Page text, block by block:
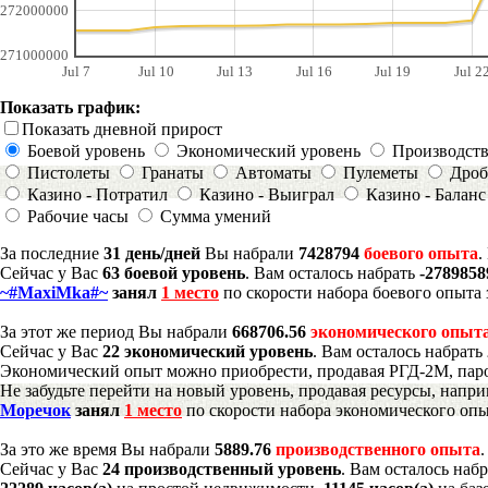
Jul 7 Jul 10 Jul 13 Jul 16 Jul 19 Jul
271000000
272000000
Показать график:
Показать дневной прирост
Боевой уровень
Экономический уровень
Пистолеты
Гранаты Автоматы Пулеметы
Казино - Потратил
Казино - Выиграл
Казино - Баланс
Рабочие часы
Сумма умений
За последние 31 день/дней Вы набрали 7428794 боевого опыта.
Сейчас у Вас 63 боевой уровень. Вам осталось набрать -
~#MaxiMka#~занял 1 место по скорости набора боевого опыта
За этот же период Вы набрали 668706.56 экономического
Сейчас у Вас 22 экономический уровень. Вам осталось набрать
Экономический опыт можно приобрести, продавая РГД-2М,
Не забудьте перейти на новый уровень, продавая ресурсы,
Моречок занял 1 место по скорости набора экономического
За это же время Вы набрали 5889.76 производственного опыта
Сейчас у Вас 24 производственный уровень. Вам осталось